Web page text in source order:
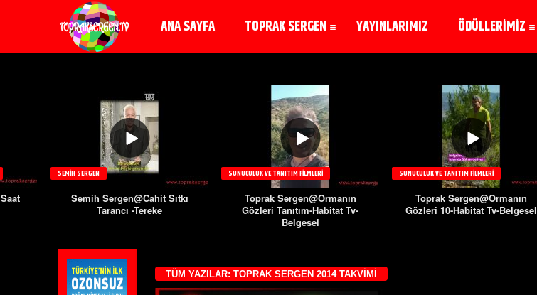
ANA SAYFA TOPRAK SERGEN YAYINLARIMIZ ÖDÜLLERİMİZ
SEMIH SERGEN
Semih Sergen@Cahit Sıtkı
Tarancı -Tereke
SUNUCULUK VE TANITIM FILMLERI
Toprak Sergen@Ormanın
Gözleri Tanıtım-Habitat Tv-
Belgesel
SUNUCULUK VE TANITIM FILMLERI
Toprak Sergen@Ormanın
Gözleri 10-Habitat Tv-Belgesel
TÜM YAZILAR: TOPRAK SERGEN 2014 TAKVIMI